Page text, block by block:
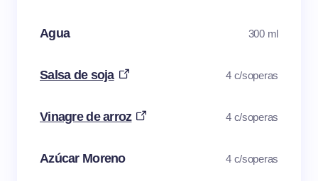
Agua 300 ml
Salsa de soja 4 c/soperas
Vinagre de arroz 4 c/soperas
Azúcar Moreno 4 c/soperas